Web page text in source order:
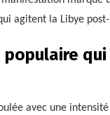
agitent la Libye
populaire
avec une